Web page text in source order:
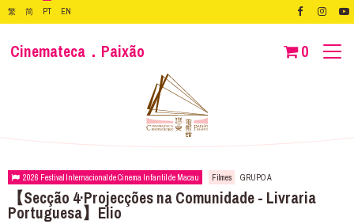
繁 简 PT EN
Cinemateca．Paixão 0
2026 Festival Internacional de Cinema Infantil de Macau Filmes GRUPO A
【Secção 4·Projecções na Comunidade - Livraria
Portuguesa】Elio